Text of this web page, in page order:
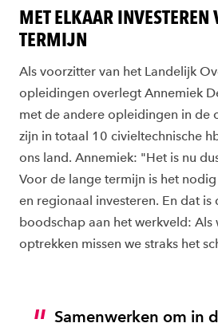
MET ELKAAR INVESTEREN
TERMIJN
Als voorzitter van het Landelijk
opleidingen overlegt Annemiek
met de andere opleidingen in de
zijn in totaal 10 civieltechnische
ons land. Annemiek: "Het is nu
Voor de lange termijn is het
en regionaal investeren. En dat is
boodschap aan het werkveld: Als
optrekken missen we straks het
Samenwerken om in